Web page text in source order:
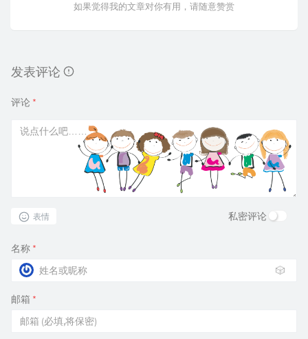
如果觉得我的文章对你有用，请随意赞赏
发表评论
评论 *
表情 私密评论
名称 *
🎲
邮箱 *